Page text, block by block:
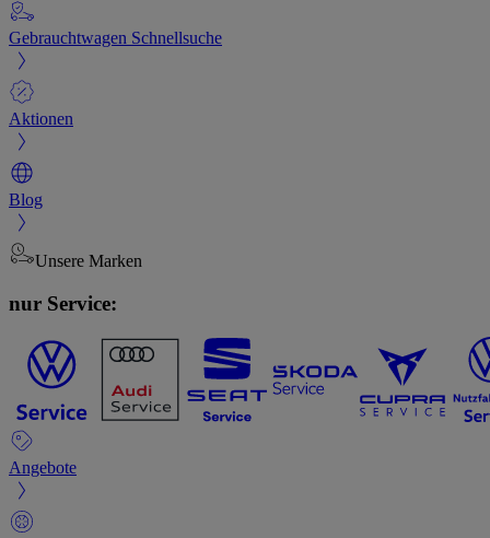
Gebrauchtwagen Schnellsuche
Aktionen
Blog
Unsere Marken
nur Service:
Angebote